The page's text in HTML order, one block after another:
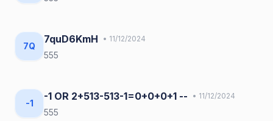
7Q
7quD6KmH • 11/12/2024
555
-1
-1 OR 2+513-513-1=0+0+0+1 -- • 11/12/2024
555